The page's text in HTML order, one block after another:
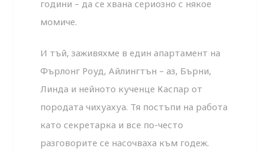
години – да се хвана сериозно с някое
момиче.
И тъй, заживяхме в един апартамент на
Фърлонг Роуд, Айлингтън – аз, Бърни,
Линда и нейното кученце Каспар от
породата чихуахуа. Тя постъпи на работа
като секретарка и все по-често
разговорите се насочваха към годеж.